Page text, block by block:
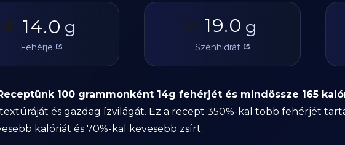
🥩 14.0 g
Fehérje
🥔 19.0 g
Szénhidrát
100 grammonként 14g fehérjét és mindössze 165
és gazdag ízvilágát. Ez a recept 350%-kal több fehérjét
kalóriát és 70%-kal kevesebb zsírt.